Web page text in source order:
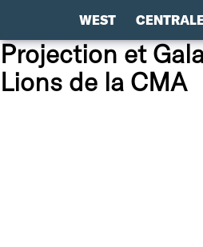
WEST
Projection et
Lions de la CMA